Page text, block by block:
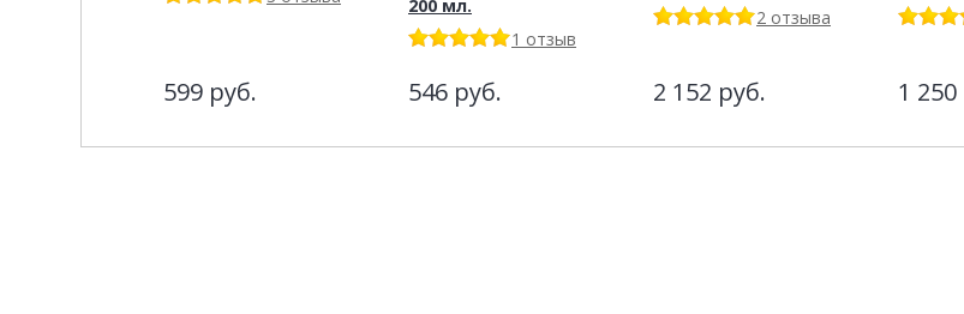
599 руб.
200 мл.
1 отзыв
546 руб.
2 отзыва
2 152 руб. 1 250